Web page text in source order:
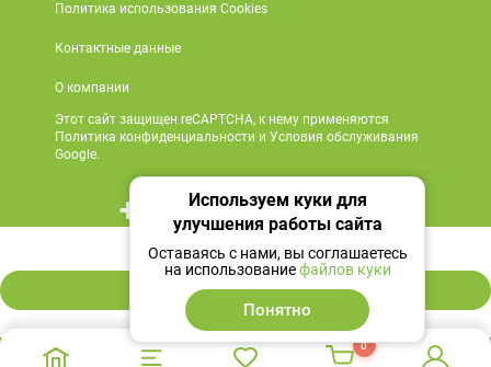
63 ₽
В корзину
Политика использования Cookies
Контактные данные
О компании
Этот сайт защищен reCAPTCHA, к нему применяются
Политика конфиденциальности и Условия обслуживания
Google.
+7 495 419 18 18
Мы в социальных сетях
0
Используем куки для
улучшения работы сайта
Оставаясь с нами, вы соглашаетесь
на использованиефайлов куки
Понятно